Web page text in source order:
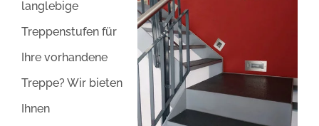
langlebige
Treppenstufen für
Ihre vorhandene
Treppe? Wir bieten
Ihnen